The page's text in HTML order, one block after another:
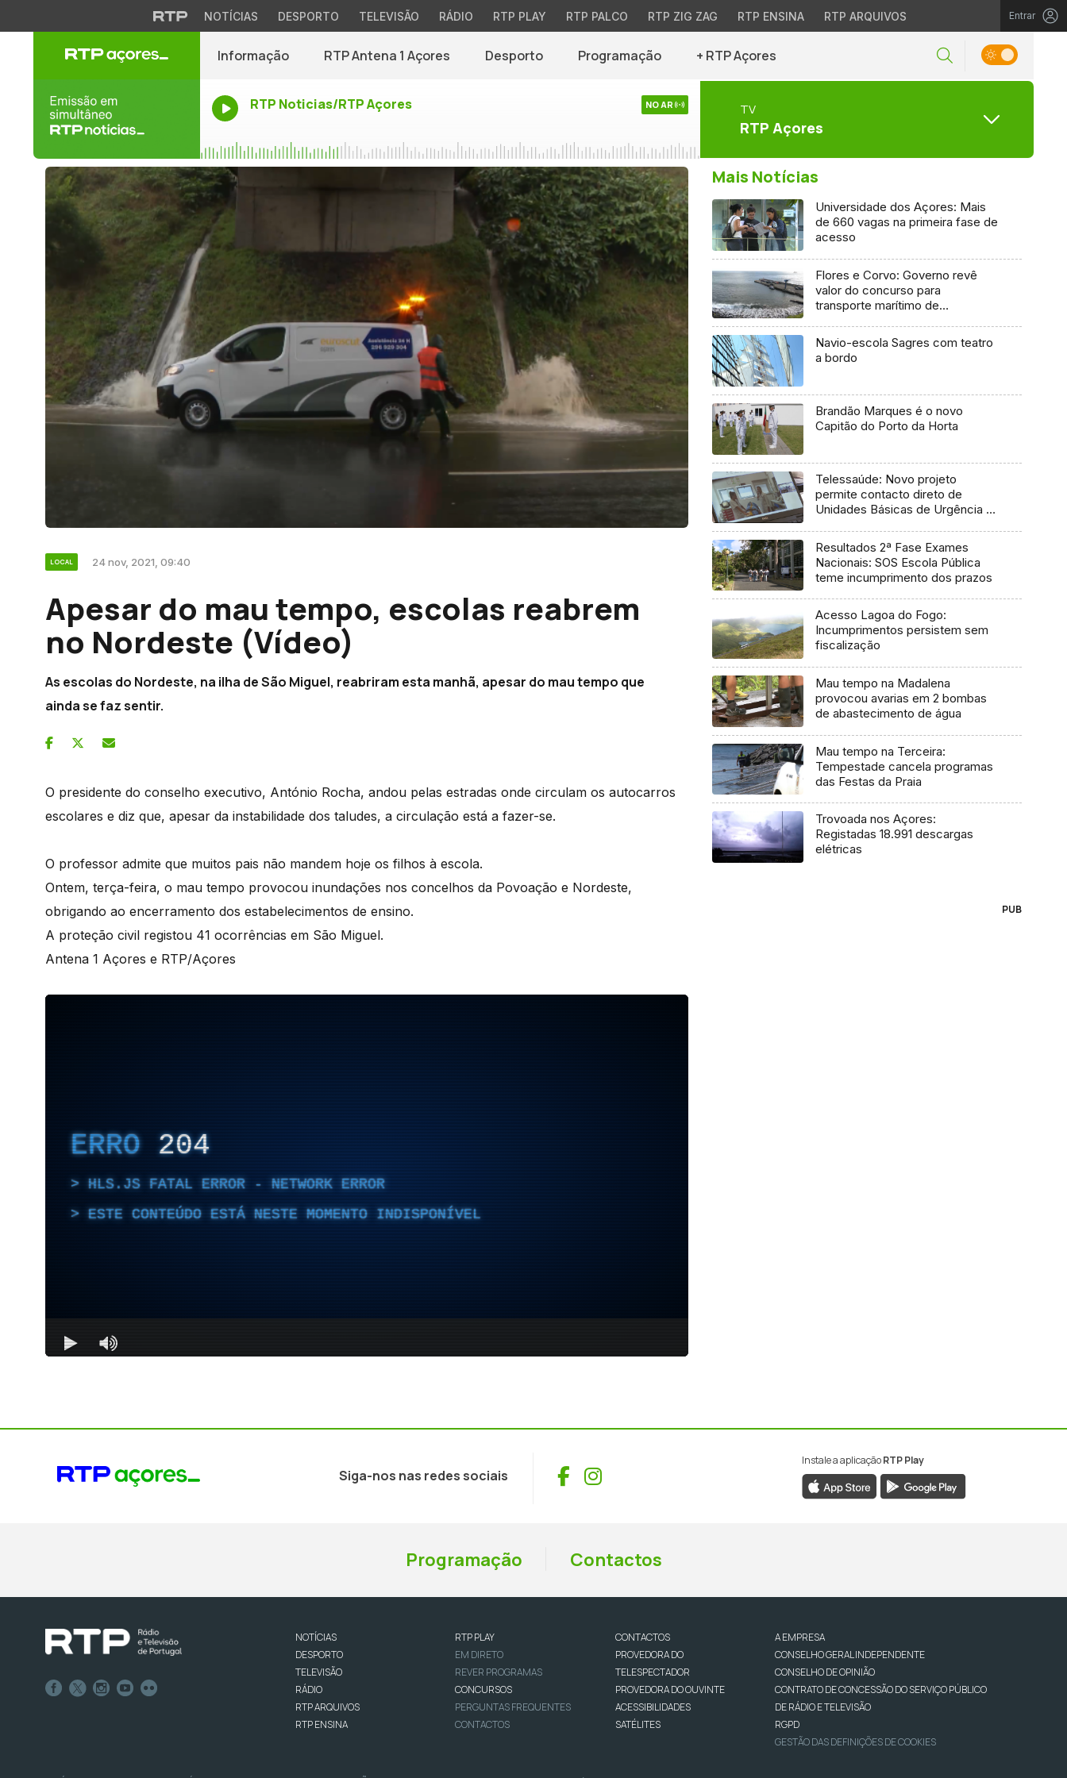
NOTÍCIAS DESPORTO TELEVISÃO RÁDIO RTP PLAY RTP PALCO RTP ZIG ZAG RTP ENSINA RTP ARQUIVOS Entrar
Informação RTP Antena 1 Açores Desporto Programação + RTP Açores
RTP Noticias/RTP Açores NO AR TV
RTP Açores
LOCAL 24 nov, 2021, 09:40
Apesar do mau tempo, escolas reabrem
no Nordeste (Vídeo)
As escolas do Nordeste, na ilha de São Miguel, reabriram esta manhã, apesar do mau tempo que
ainda se faz sentir.
O presidente do conselho executivo, António Rocha, andou pelas estradas onde circulam os autocarros
escolares e diz que, apesar da instabilidade dos taludes, a circulação está a fazer-se.
O professor admite que muitos pais não mandem hoje os filhos à escola.
Ontem, terça-feira, o mau tempo provocou inundações nos concelhos da Povoação e Nordeste,
obrigando ao encerramento dos estabelecimentos de ensino.
A proteção civil registou 41 ocorrências em São Miguel.
Antena 1 Açores e RTP/Açores
Mais Notícias
Universidade dos Açores: Mais
de 660 vagas na primeira fase de
acesso
Flores e Corvo: Governo revê
valor do concurso para
transporte marítimo de
Navio-escola Sagres com teatro
a bordo
Brandão Marques é o novo
Capitão do Porto da Horta
Telessaúde: Novo projeto
permite contacto direto de
Unidades Básicas de Urgência e
Resultados 2ª Fase Exames
Nacionais: SOS Escola Pública
teme incumprimento dos prazos
Acesso Lagoa do Fogo:
Incumprimentos persistem sem
fiscalização
Mau tempo na Madalena
provocou avarias em 2 bombas
de abastecimento de água
Mau tempo na Terceira:
Tempestade cancela programas
das Festas da Praia
Trovoada nos Açores:
Registadas 18.991 descargas
elétricas
PUB
Siga-nos nas redes sociais Facebook
Instagram
Instale a aplicaçãoRTP Play
Programação Contactos
NOTÍCIAS
DESPORTO
TELEVISÃO
RÁDIO
RTP ARQUIVOS
RTP ENSINA
RTP PLAY
EM DIRETO
REVER PROGRAMAS
CONCURSOS
PERGUNTAS FREQUENTES
CONTACTOS
CONTACTOS
PROVEDORA DO
TELESPECTADOR
PROVEDORA DO OUVINTE
ACESSIBILIDADES
SATÉLITES
A EMPRESA
CONSELHO GERAL INDEPENDENTE
CONSELHO DE OPINIÃO
CONTRATO DE CONCESSÃO DO SERVIÇO PÚBLICO
DE RÁDIO E TELEVISÃO
RGPD
GESTÃO DAS DEFINIÇÕES DE COOKIES